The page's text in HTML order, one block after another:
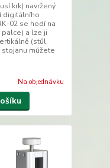
krk) navržený
digitálního
02 se hodí na
palce) a lze ji
(stůl,
můžete
Na objednávku